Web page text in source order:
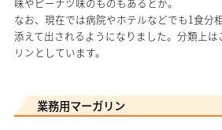
なお、現在では病院やホテルなどでも1食分
添えて出されるようになりました。分類上
リンとしています。
業務用マーガリン